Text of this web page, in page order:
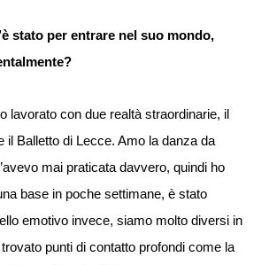
stato per entrare nel suo mondo,
lavorato con due realtà straordinarie, il
il Balletto di Lecce. Amo la danza da
mai praticata davvero, quindi ho
base in poche settimane, è stato
emotivo invece, siamo molto diversi in
punti di contatto profondi come la